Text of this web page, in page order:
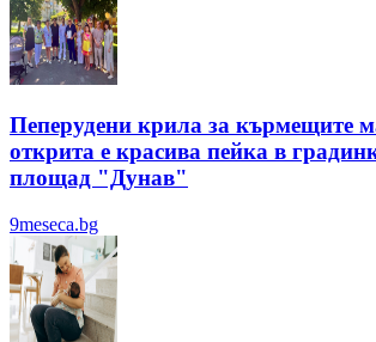
Пеперудени крила за кърмещите
открита е красива пейка в
площад "Дунав"
9meseca.bg